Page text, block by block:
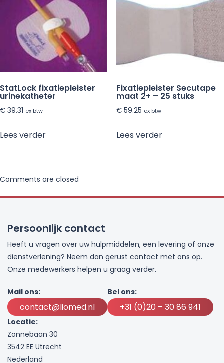
StatLock fixatiepleister
urinekatheter
€ 39.31 ex btw
Lees verder
Fixatiepleister Secutape
maat 2+ – 25 stuks
€59.25 ex btw
Lees verder
Comments are closed
Persoonlijk contact
Heeft u vragen over uw hulpmiddelen, een levering of onze
dienstverlening? Neem dan gerust contact met ons op.
Onze medewerkers helpen u graag verder.
Mail ons:
contact@liomed.nl
Bel ons:
+31 (0)20 – 30 86 941
Locatie:
Zonnebaan 30
3542 EE Utrecht
Nederland